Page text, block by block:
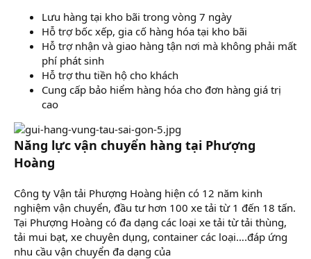
Lưu hàng tại kho bãi trong vòng 7 ngày
Hỗ trợ bốc xếp, gia cố hàng hóa tại kho bãi
Hỗ trợ nhận và giao hàng tận nơi mà không phải mất
phí phát sinh
Hỗ trợ thu tiền hộ cho khách
Cung cấp bảo hiểm hàng hóa cho đơn hàng giá trị
cao
Năng lực vận chuyển hàng tại Phượng
Hoàng
Công ty Vận tải Phượng Hoàng hiện có 12 năm kinh
nghiệm vận chuyển, đầu tư hơn 100 xe tải từ 1 đến 18 tấn.
Tại Phượng Hoàng có đa dạng các loại xe tải từ tải thùng,
tải mui bạt, xe chuyên dụng, container các loại….đáp ứng
nhu cầu vận chuyển đa dạng của